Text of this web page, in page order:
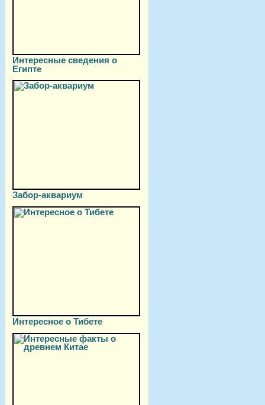
Интересные сведения о
Египте
Забор-аквариум
Интересное о Тибете